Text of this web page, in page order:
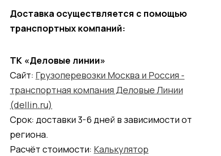
Доставка осуществляется с помощью
транспортных компаний:
ТК «Деловые линии»
Сайт: Грузоперевозки Москва и Россия -
транспортная компания Деловые Линии
(dellin.ru)
Срок: доставки 3-6 дней в зависимости от
региона.
Расчёт стоимости: Калькулятор